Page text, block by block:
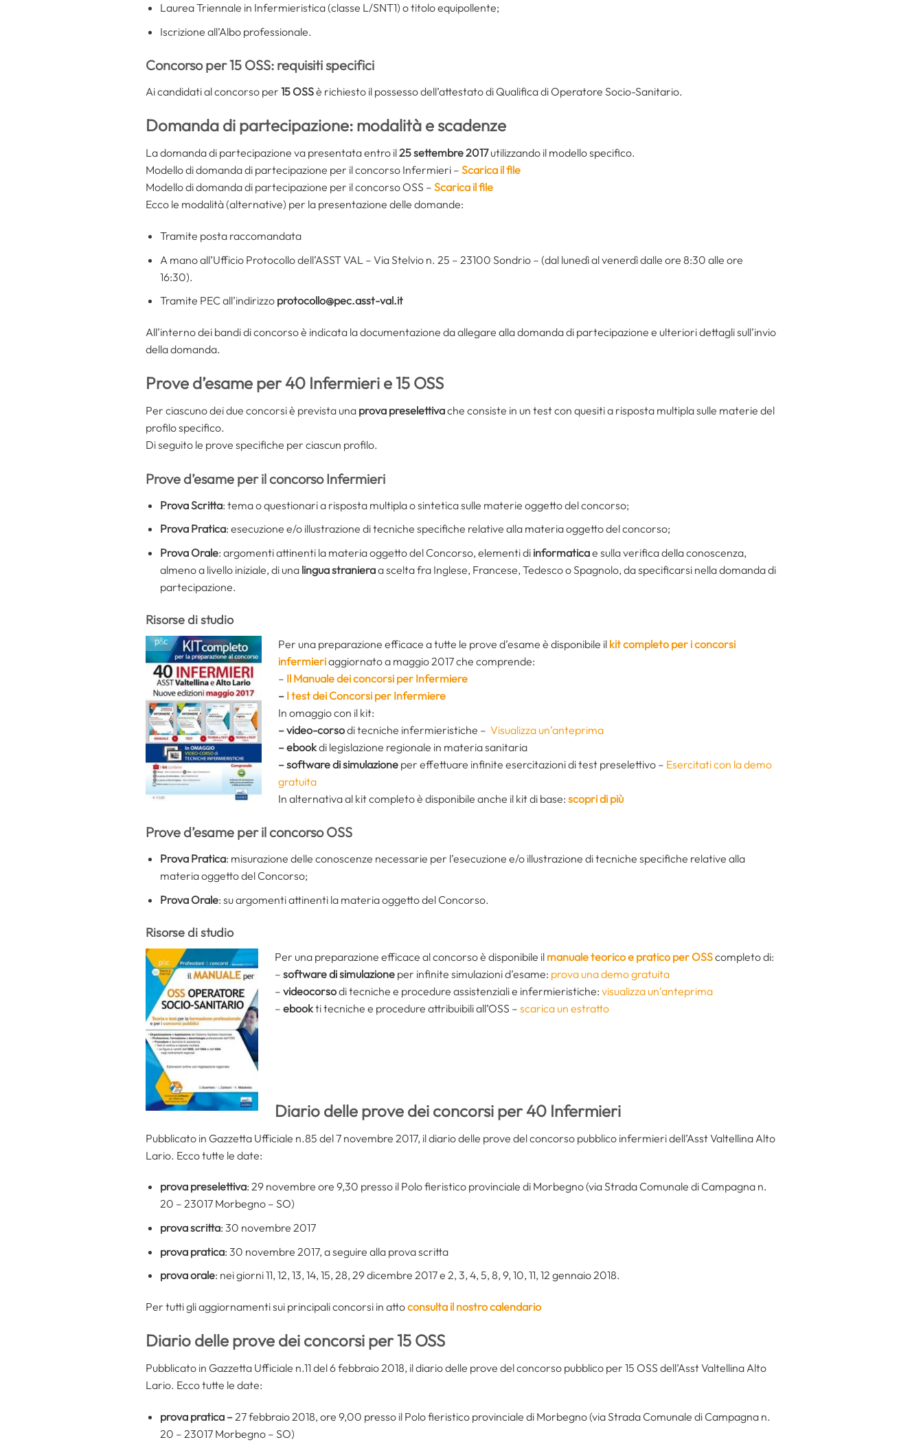
Laurea Triennale in Infermieristica (classe L/SNT1) o titolo equipollente;
Iscrizione all’Albo professionale.
Concorso per 15 OSS: requisiti specifici
Ai candidati al concorso per 15 OSSè richiesto il possesso dell’attestato di Qualifica di Operatore Socio-Sanitario.
Domanda di partecipazione: modalità e scadenze
La domanda di partecipazione va presentata entro il25 settembre 2017utilizzando il modello specifico.
Modello di domanda di partecipazione per il concorso Infermieri – Scarica il file
Modello di domanda di partecipazione per il concorso OSS – Scarica il file
Ecco le modalità (alternative) per la presentazione delle domande:
Tramite posta raccomandata
A mano all’Ufficio Protocollo dell’ASST VAL – Via Stelvio n. 25 – 23100 Sondrio – (dal lunedì al venerdì dalle ore 8:30 alle ore
16:30).
Tramite PEC all’indirizzo protocollo@pec.asst-val.it
All’interno dei bandi di concorso è indicata la documentazione da allegare alla domanda di partecipazione e ulteriori dettagli sull’invio
della domanda.
Prove d’esame per 40 Infermieri e 15 OSS
Per ciascuno dei due concorsi è prevista una prova preselettivache consiste in un test con quesiti a risposta multipla sulle materie del
profilo specifico.
Di seguito le prove specifiche per ciascun profilo.
Prove d’esame per il concorso Infermieri
Prova Scritta: tema o questionari a risposta multipla o sintetica sulle materie oggetto del concorso;
Prova Pratica: esecuzione e/o illustrazione di tecniche specifiche relative alla materia oggetto del concorso;
Prova Orale: argomenti attinenti la materia oggetto del Concorso, elementi di informaticae sulla verifica della conoscenza,
almeno a livello iniziale, di una lingua stranieraa scelta fra Inglese, Francese, Tedesco o Spagnolo, da specificarsi nella domanda di
partecipazione.
Risorse di studio
Per una preparazione efficace a tutte le prove d’esame è disponibile il kit completo per i concorsi
infermieriaggiornato a maggio 2017 che comprende:
– Il Manuale dei concorsi per Infermiere
– I test dei Concorsi per Infermiere
In omaggio con il kit:
– video-corsodi tecniche infermieristiche – Visualizza un’anteprima
– ebookdi legislazione regionale in materia sanitaria
– software di simulazione per effettuare infinite esercitazioni di test preselettivo – Esercitati con la demo
gratuita
In alternativa al kit completo è disponibile anche il kit di base: scopri di più
Prove d’esame per il concorso OSS
Prova Pratica: misurazione delle conoscenze necessarie per l’esecuzione e/o illustrazione di tecniche specifiche relative alla
materia oggetto del Concorso;
Prova Orale: su argomenti attinenti la materia oggetto del Concorso.
Risorse di studio
Per una preparazione efficace al concorso è disponibile il manuale teorico e pratico per OSScompleto di:
– software di simulazione per infinite simulazioni d’esame: prova una demo gratuita
– videocorsodi tecniche e procedure assistenziali e infermieristiche: visualizza un’anteprima
– ebookti tecniche e procedure attribuibili all’OSS – scarica un estratto
Diario delle prove dei concorsi per 40 Infermieri
Pubblicato in Gazzetta Ufficiale n.85 del 7 novembre 2017, il diario delle prove del concorso pubblico infermieri dell’Asst Valtellina Alto
Lario. Ecco tutte le date:
prova preselettiva: 29 novembre ore 9,30 presso il Polo fieristico provinciale di Morbegno (via Strada Comunale di Campagna n.
20 – 23017 Morbegno – SO)
prova scritta: 30 novembre 2017
prova pratica: 30 novembre 2017, a seguire alla prova scritta
prova orale: nei giorni 11, 12, 13, 14, 15, 28, 29 dicembre 2017 e 2, 3, 4, 5, 8, 9, 10, 11, 12 gennaio 2018.
Per tutti gli aggiornamenti sui principali concorsi in attoconsulta il nostro calendario
Diario delle prove dei concorsi per 15 OSS
Pubblicato in Gazzetta Ufficiale n.11 del 6 febbraio 2018, il diario delle prove del concorso pubblico per 15 OSS dell’Asst Valtellina Alto
Lario. Ecco tutte le date:
prova pratica – 27 febbraio 2018, ore 9,00 presso il Polo fieristico provinciale di Morbegno (via Strada Comunale di Campagna n.
20 – 23017 Morbegno – SO)